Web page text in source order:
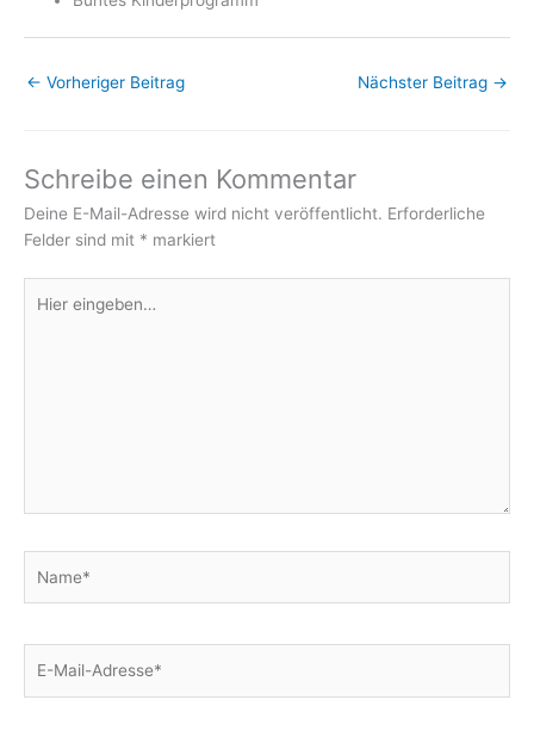
← Vorheriger Beitrag Nächster Beitrag →
Schreibe einen Kommentar
Deine E-Mail-Adresse wird nicht veröffentlicht. Erforderliche
Felder sind mit * markiert
eingeben…
Mail-